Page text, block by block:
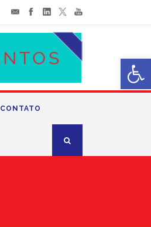
CONTATO
Abrir